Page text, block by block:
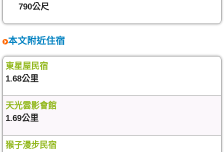
790公尺
本文附近住宿
東星屋民宿
1.68公里
天光雲影會館
1.69公里
猴子漫步民宿